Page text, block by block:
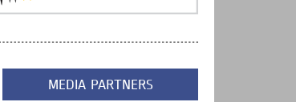
MEDIA PARTNERS